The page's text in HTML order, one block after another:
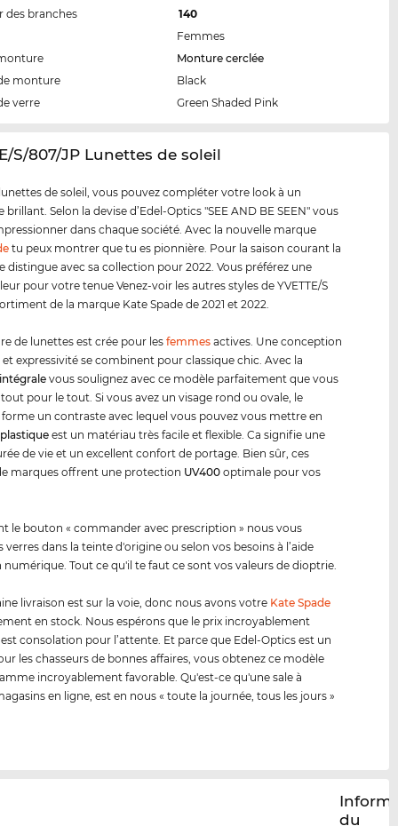
des branches
140
Femmes
Monture cerclée
monture
Black
verre
Green Shaded Pink
S/807/JP Lunettes de soleil
de soleil, vous pouvez compléter votre look à un
brillant. Selon la devise d’Edel-Optics "SEE AND BE SEEN" vous
dans chaque société. Avec la nouvelle marque
tu peux montrer que tu es pionnière. Pour la saison courant la
distingue avec sa collection pour 2022. Vous préférez une
pour votre tenue Venez-voir les autres styles de YVETTE/S
de la marque Kate Spade de 2021 et 2022.
de lunettes est crée pour lesfemmes actives. Une conception
et expressivité se combinent pour classique chic. Avec la
vous soulignez avec ce modèle parfaitement que vous
tout pour le tout. Si vous avez un visage rond ou ovale, le
forme un contraste avec lequel vous pouvez vous mettre en
plastique est un matériau très facile et flexible. Ca signifie une
de vie et un excellent confort de portage. Bien sûr, ces
marques offrent une protection UV400 optimale pour vos
le bouton « commander avec prescription » nous vous
verres dans la teinte d'origine ou selon vos besoins à l’aide
numérique. Tout ce qu'il te faut ce sont vos valeurs de dioptrie.
livraison est sur la voie, donc nous avons votre Kate Spade
en stock. Nous espérons que le prix incroyablement
consolation pour l’attente. Et parce que Edel-Optics est un
les chasseurs de bonnes affaires, vous obtenez ce modèle
incroyablement favorable. Qu'est-ce qu'une sale à
en ligne, est en nous « toute la journée, tous les jours »
du